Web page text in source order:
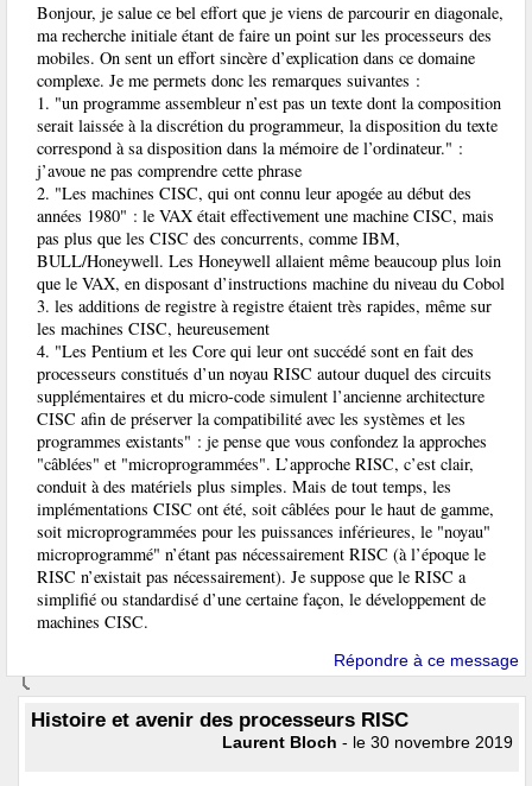
Bonjour, je salue ce bel effort que je viens de parcourir en diagonale,
ma recherche initiale étant de faire un point sur les processeurs des
mobiles. On sent un effort sincère d’explication dans ce domaine
complexe. Je me permets donc les remarques suivantes :
1. "un programme assembleur n’est pas un texte dont la composition
serait laissée à la discrétion du programmeur, la disposition du texte
correspond à sa disposition dans la mémoire de l’ordinateur." :
j’avoue ne pas comprendre cette phrase
2. "Les machines CISC, qui ont connu leur apogée au début des
années 1980" : le VAX était effectivement une machine CISC, mais
pas plus que les CISC des concurrents, comme IBM,
BULL/Honeywell. Les Honeywell allaient même beaucoup plus loin
que le VAX, en disposant d’instructions machine du niveau du Cobol
3. les additions de registre à registre étaient très rapides, même sur
les machines CISC, heureusement
4. "Les Pentium et les Core qui leur ont succédé sont en fait des
processeurs constitués d’un noyau RISC autour duquel des circuits
supplémentaires et du micro-code simulent l’ancienne architecture
CISC afin de préserver la compatibilité avec les systèmes et les
programmes existants" : je pense que vous confondez la approches
"câblées" et "microprogrammées". L’approche RISC, c’est clair,
conduit à des matériels plus simples. Mais de tout temps, les
implémentations CISC ont été, soit câblées pour le haut de gamme,
soit microprogrammées pour les puissances inférieures, le "noyau"
microprogrammé" n’étant pas nécessairement RISC (à l’époque le
RISC n’existait pas nécessairement). Je suppose que le RISC a
simplifié ou standardisé d’une certaine façon, le développement de
machines CISC.
Répondre à ce message
Histoire et avenir des processeurs RISC
Laurent Bloch - le 30 novembre 2019